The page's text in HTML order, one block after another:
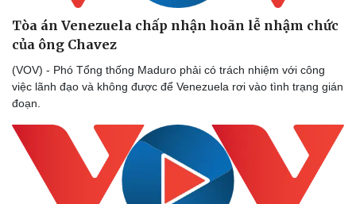
Tòa án Venezuela chấp nhận hoãn lễ nhậm chức
của ông Chavez
(VOV) - Phó Tổng thống Maduro phải có trách nhiệm với công
việc lãnh đạo và không được để Venezuela rơi vào tình trạng gián
đoạn.